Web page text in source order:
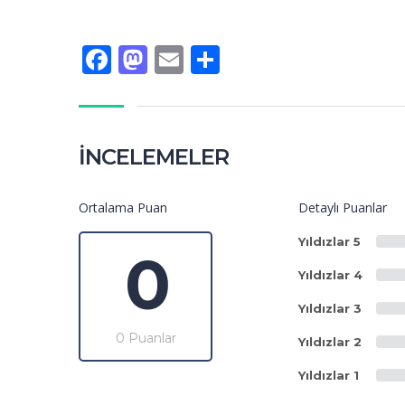
Facebook
Mastodon
Email
İNCELEMELER
Ortalama Puan
0
0 Puanlar
Detaylı Puanlar
Yıldızlar 5
Yıldızlar 4
Yıldızlar 3
Yıldızlar 2
Yıldızlar 1